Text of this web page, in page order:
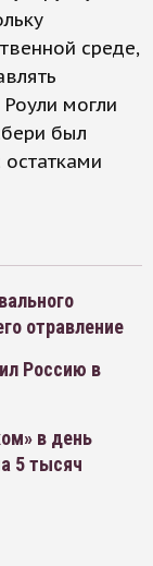
среде,
могли
был
отравление
Россию в
в день
5 тысяч